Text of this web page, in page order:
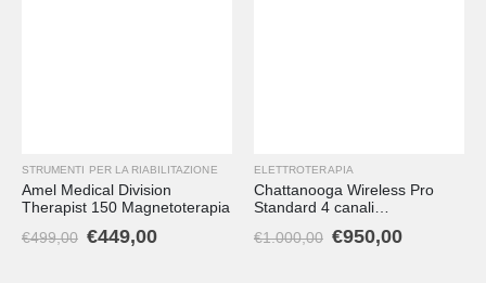
STRUMENTI PER LA RIABILITAZIONE
Amel Medical Division
Therapist 150 Magnetoterapia
€499,00 €449,00
ELETTROTERAPIA
Chattanooga Wireless Pro
Standard 4 canali
€1.000,00 €950,00